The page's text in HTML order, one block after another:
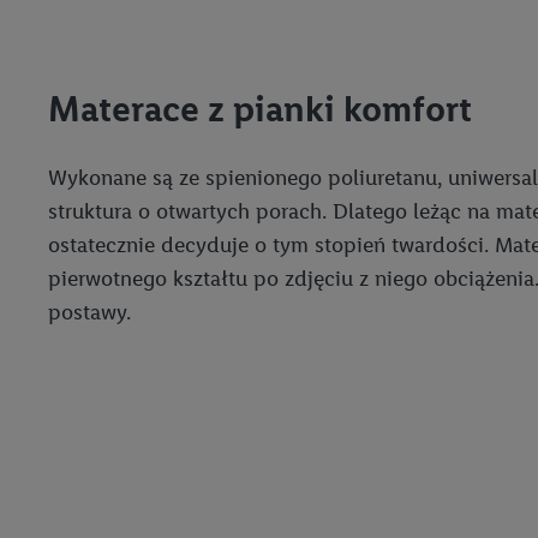
Materace z pianki komfort
Wykonane są ze spienionego poliuretanu,
struktura o otwartych porach. Dlatego leżąc na
ostatecznie decyduje o tym stopień twardości.
pierwotnego kształtu po zdjęciu z niego
postawy.
wykorzystania danych
Zapewnienie
wyświetlanie reklam i
urządzeń na
pośrednictwem TTD
Użycie
Rozumienie